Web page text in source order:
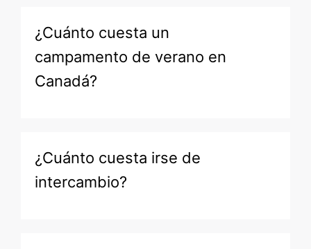
¿Cuánto cuesta un
campamento de verano en
Canadá?
¿Cuánto cuesta irse de
intercambio?